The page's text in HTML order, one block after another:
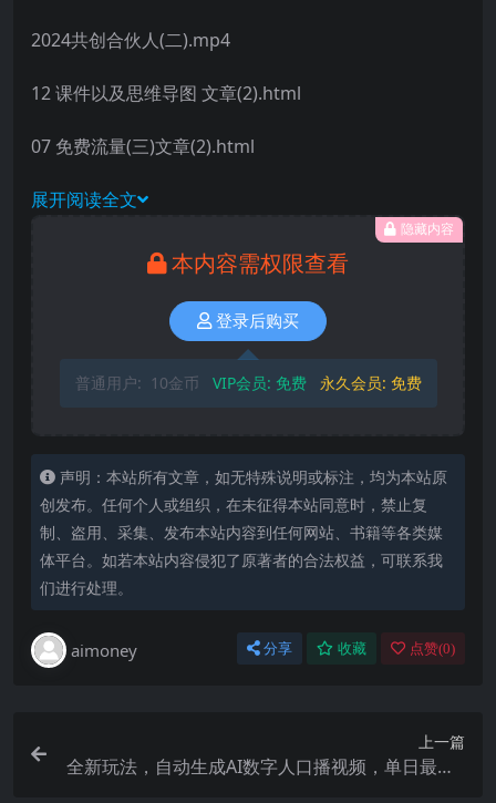
2024共创合伙人(二).mp4
12 课件以及思维导图 文章(2).html
07 免费流量(三)文章(2).html
展开阅读全文
隐藏内容
本内容需权限查看
登录后购买
普通用户: 10金币 VIP会员: 免费 永久会员: 免费
声明：本站所有文章，如无特殊说明或标注，均为本站原
创发布。任何个人或组织，在未征得本站同意时，禁止复
制、盗用、采集、发布本站内容到任何网站、书籍等各类媒
体平台。如若本站内容侵犯了原著者的合法权益，可联系我
们进行处理。
aimoney 分享 收藏 点赞(0)
上一篇
全新玩法，自动生成AI数字人口播视频，单日最高3